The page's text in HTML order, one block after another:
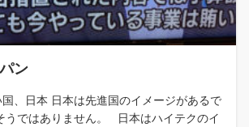
ン
、日本 日本は先進国のイメージがあるで
うではありません。 日本はハイテクのイ